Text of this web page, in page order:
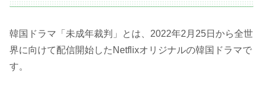
韓国ドラマ「未成年裁判」とは、2022年2月25日から全世
界に向けて配信開始したNetflixオリジナルの韓国ドラマで
す。